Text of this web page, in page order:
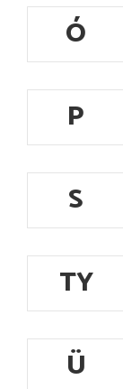
Ó
P
S
TY
Ü